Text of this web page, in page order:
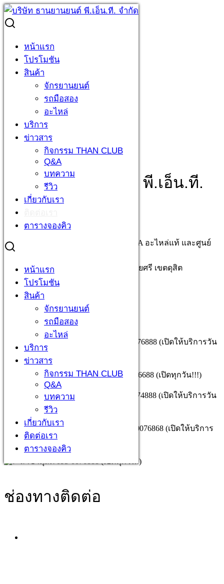
Skip
to
content
หน้าแรก
โปรโมชัน
สินค้า
จักรยานยนต์
รถมือสอง
อะไหล่
บริการ
ข่าวสาร
กิจกรรม THAN CLUB
Q&A
บทความ
รีวิว
เกี่ยวกับเรา
ตารางจองคิว
หน้าแรก
โปรโมชัน
สินค้า
จักรยานยนต์
รถมือสอง
อะไหล่
บริการ
ข่าวสาร
กิจกรรม THAN CLUB
Q&A
บทความ
รีวิว
เกี่ยวกับเรา
ติดต่อเรา
ตารางจองคิว
Search
for:
ติดต่อเรา
Home»ติดต่อเรา
บริษัท ธานยานยนต์ พี.เอ็น.ที.
จำกัด
ตัวแทนจำหน่ายรถจักรยานยนต์ HONDA อะไหล่แท้ และศูนย์
663/3-5 ถ.นครไชยศรี แขวงถนนนครไชยศรี เขตดุสิต
กรุงเทพมหานคร 10300
สอบถามเพิ่มเติมได้ทั้ง 4 สาขา
เวลา 08.30 – 17.30 น.
สาขาราชวัตร 02-2414873 , 095-0076888 (เปิดให้บริการวัน
จันทร์-เสาร์)
สาขานางเลิ้ง 02-1245758 , 099-0576688 (เปิดทุกวัน!!!)
สาขาสามเสน 02-6695566 , 095-0074888 (เปิดให้บริการวัน
จันทร์-เสาร์)
สาขาอินทามระ 02-0776848 , 095-0076868 (เปิดให้บริการ
วันจันทร์-เสาร์)
สาขาดุสิต 095-0076888 (เปิดทุกวัน!)
ช่องทางติดต่อ